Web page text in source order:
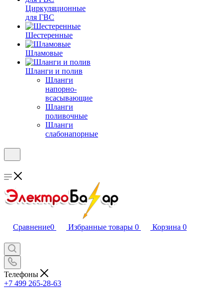
Циркуляционные
для ГВС
Шестеренные
Шламовые
Шланги и полив
Шланги
напорно-
всасывающие
Шланги
поливочные
Шланги
слабонапорные
Сравнение0 Избранные товары 0 Корзина 0
Телефоны
+7 499 265-28-63